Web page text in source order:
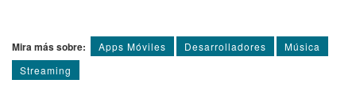
Mira más sobre: Apps Móviles Desarrolladores
Música
Streaming